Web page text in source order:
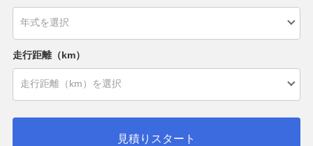
走行距離（km）
見積りスタート